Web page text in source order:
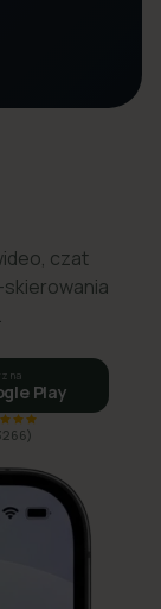
czat
na
Play
)